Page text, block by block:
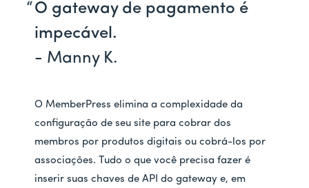
O gateway de pagamento é
impecável.
- Manny K.
O MemberPress elimina a complexidade da
configuração de seu site para cobrar dos
membros por produtos digitais ou cobrá-los por
associações. Tudo o que você precisa fazer é
inserir suas chaves de API do gateway e, em